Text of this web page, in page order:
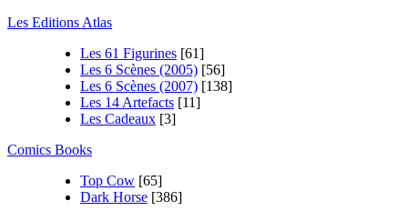
Les Editions Atlas
Les 61 Figurines [61]
Les 6 Scènes (2005) [56]
Les 6 Scènes (2007) [138]
Les 14 Artefacts [11]
Les Cadeaux [3]
Comics Books
Top Cow [65]
Dark Horse [386]